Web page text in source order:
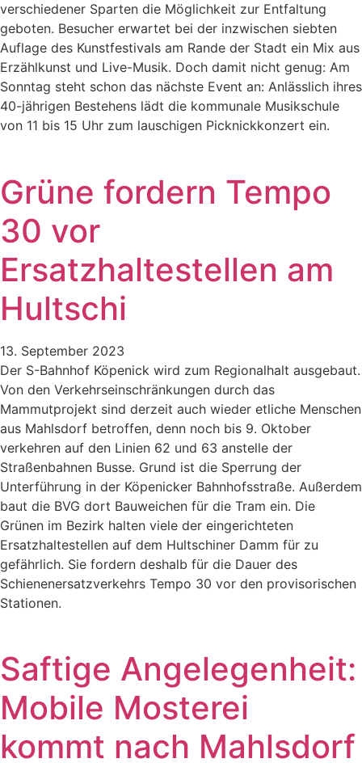
verschiedener Sparten die Möglichkeit zur Entfaltung
geboten. Besucher erwartet bei der inzwischen siebten
Auflage des Kunstfestivals am Rande der Stadt ein Mix aus
Erzählkunst und Live-Musik. Doch damit nicht genug: Am
Sonntag steht schon das nächste Event an: Anlässlich ihres
40-jährigen Bestehens lädt die kommunale Musikschule
von 11 bis 15 Uhr zum lauschigen Picknickkonzert ein.
Grüne fordern Tempo
30 vor
Ersatzhaltestellen am
Hultschi
13. September 2023
Der S-Bahnhof Köpenick wird zum Regionalhalt ausgebaut.
Von den Verkehrseinschränkungen durch das
Mammutprojekt sind derzeit auch wieder etliche Menschen
aus Mahlsdorf betroffen, denn noch bis 9. Oktober
verkehren auf den Linien 62 und 63 anstelle der
Straßenbahnen Busse. Grund ist die Sperrung der
Unterführung in der Köpenicker Bahnhofsstraße. Außerdem
baut die BVG dort Bauweichen für die Tram ein. Die
Grünen im Bezirk halten viele der eingerichteten
Ersatzhaltestellen auf dem Hultschiner Damm für zu
gefährlich. Sie fordern deshalb für die Dauer des
Schienenersatzverkehrs Tempo 30 vor den provisorischen
Stationen.
Saftige Angelegenheit:
Mobile Mosterei
kommt nach Mahlsdorf